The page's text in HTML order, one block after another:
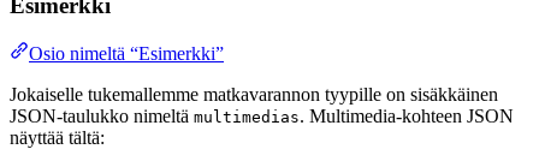
Osio nimeltä “Esimerkki”
Jokaiselle tukemallemme matkavarannon tyypille on sisäkkäinen
JSON-taulukko nimeltä multimedias. Multimedia-kohteen JSON
näyttää tältä: